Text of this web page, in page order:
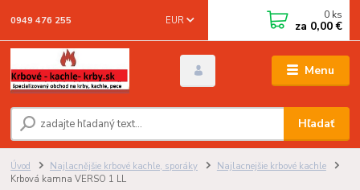
Menu
EUR
Hľadať
0949 476 255 0 ks
za 0,00 €
Úvod Najlacnějšie krbové kachle, sporáky
Najlacnejšie krbové kachle
Krbová kamna VERSO 1 LL